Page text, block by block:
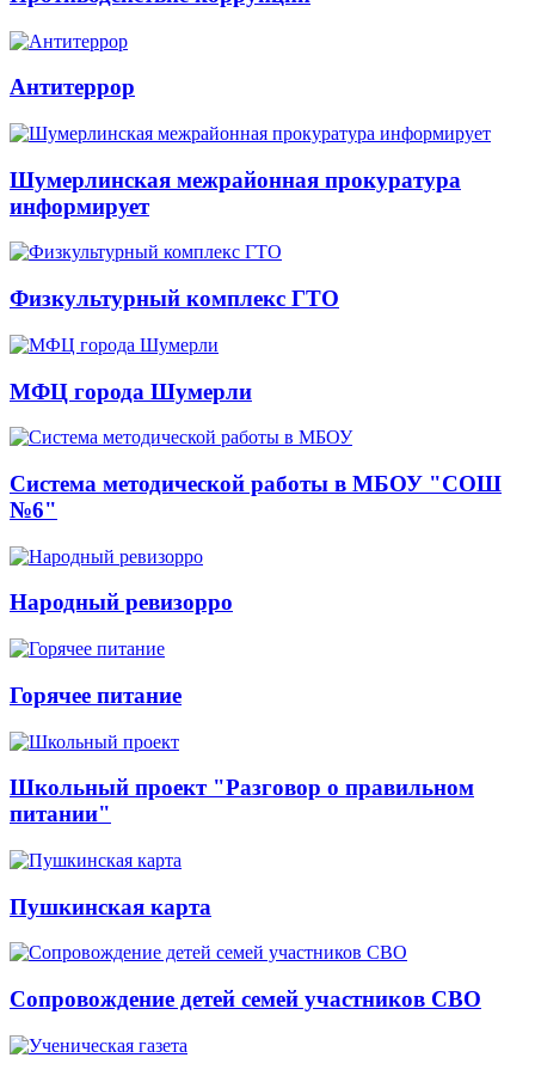
Антитеррор
Шумерлинская межрайонная прокуратура
информирует
Физкультурный комплекс ГТО
МФЦ города Шумерли
Система методической работы в МБОУ "СОШ
№6"
Народный ревизорро
Горячее питание
Школьный проект "Разговор о правильном
питании"
Пушкинская карта
Сопровождение детей семей участников СВО